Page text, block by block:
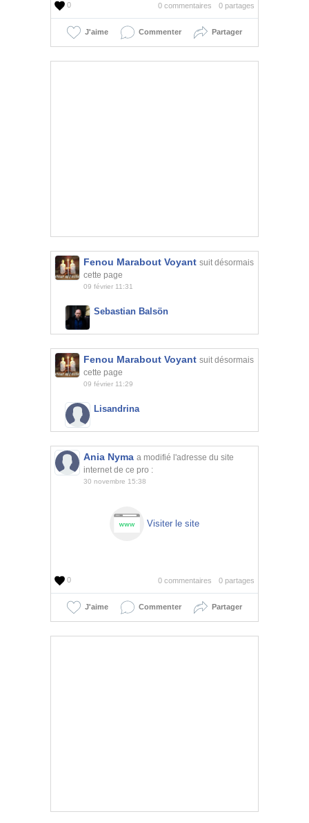
0 0 partages
0 commentaires
J'aime Commenter Partager
Fenou Marabout Voyant suit désormais
cette page
09 février 11:31
Sebastian Balsön
Fenou Marabout Voyant suit désormais
cette page
09 février 11:29
Lisandrina
Ania Nyma a modifié l'adresse du site
internet de ce pro :
30 novembre 15:38
Visiter le site
0 0 partages
0 commentaires
J'aime Commenter Partager